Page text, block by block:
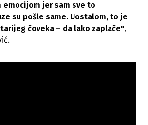
emocijom jer sam sve to
su pošle same. Uostalom, to je
čoveka – da lako zaplače",